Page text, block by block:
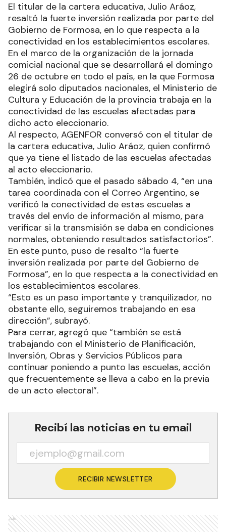
El titular de la cartera educativa, Julio Aráoz,
resaltó la fuerte inversión realizada por parte del
Gobierno de Formosa, en lo que respecta a la
conectividad en los establecimientos escolares.
En el marco de la organización de la jornada
comicial nacional que se desarrollará el domingo
26 de octubre en todo el país, en la que Formosa
elegirá solo diputados nacionales, el Ministerio de
Cultura y Educación de la provincia trabaja en la
conectividad de las escuelas afectadas para
dicho acto eleccionario.
Al respecto, AGENFOR conversó con el titular de
la cartera educativa, Julio Aráoz, quien confirmó
que ya tiene el listado de las escuelas afectadas
al acto eleccionario.
También, indicó que el pasado sábado 4, “en una
tarea coordinada con el Correo Argentino, se
verificó la conectividad de estas escuelas a
través del envío de información al mismo, para
verificar si la transmisión se daba en condiciones
normales, obteniendo resultados satisfactorios”.
En este punto, puso de resalto “la fuerte
inversión realizada por parte del Gobierno de
Formosa”, en lo que respecta a la conectividad en
los establecimientos escolares.
“Esto es un paso importante y tranquilizador, no
obstante ello, seguiremos trabajando en esa
dirección”, subrayó.
Para cerrar, agregó que “también se está
trabajando con el Ministerio de Planificación,
Inversión, Obras y Servicios Públicos para
continuar poniendo a punto las escuelas, acción
que frecuentemente se lleva a cabo en la previa
de un acto electoral”.
Recibí las noticias en tu email
RECIBIR NEWSLETTER
Ads